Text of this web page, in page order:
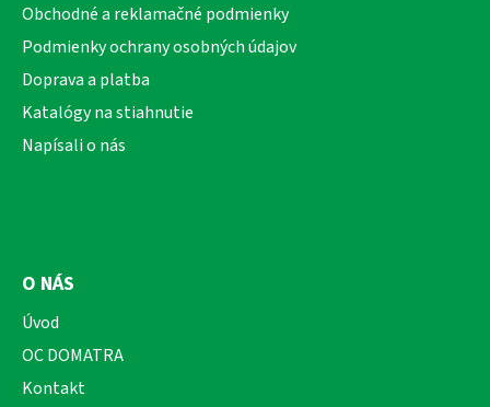
Obchodné a reklamačné podmienky
Podmienky ochrany osobných údajov
Doprava a platba
Katalógy na stiahnutie
Napísali o nás
O NÁS
Úvod
OC DOMATRA
Kontakt